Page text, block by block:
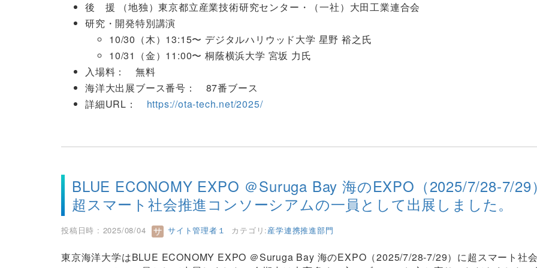
後 援 （地独）東京都立産業技術研究センター・（一社）大田工業連合会
研究・開発特別講演
10/30（木）13:15〜 デジタルハリウッド大学 星野 裕之氏
10/31（金）11:00〜 桐蔭横浜大学 宮坂 力氏
入場料： 無料
海洋大出展ブース番号： 87番ブース
詳細URL： https://ota-tech.net/2025/
BLUE ECONOMY EXPO ＠Suruga Bay 海のEXPO（2025/7/28-7/29
超スマート社会推進コンソーシアムの一員として出展しました。
投稿日時 : 2025/08/04 サイト管理者１ カテゴリ:産学連携推進部門
東京海洋大学はBLUE ECONOMY EXPO ＠Suruga Bay 海のEXPO（2025/7/28-7/29）に超スマート社